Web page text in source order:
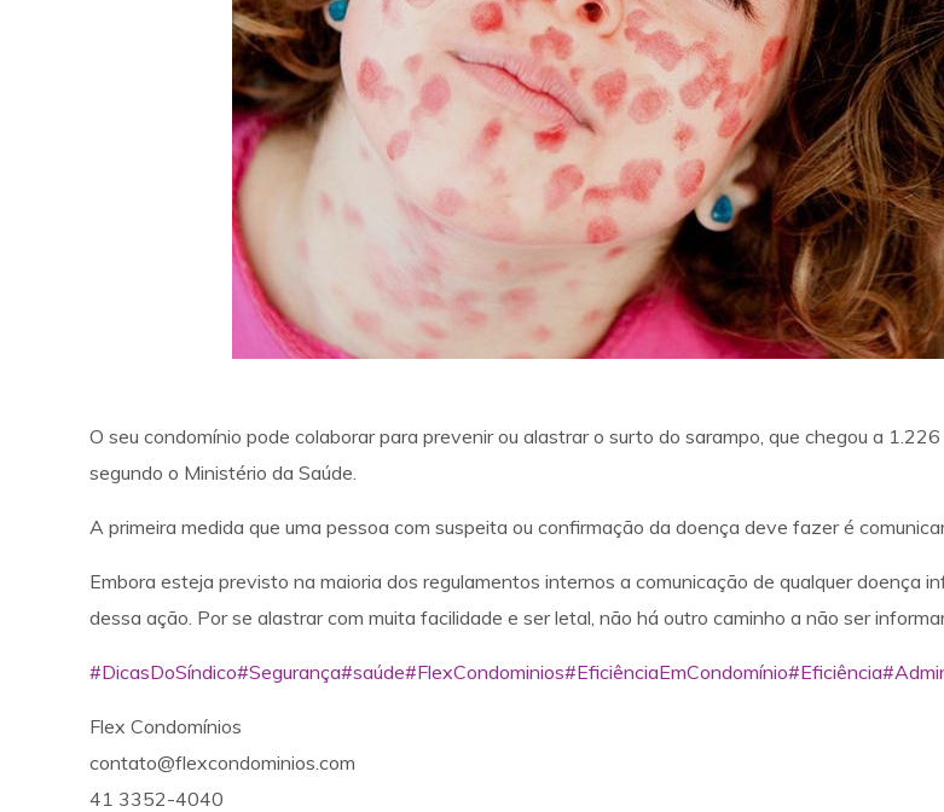
O seu condomínio pode colaborar para prevenir ou alastrar o surto do sarampo, que chegou a
segundo o Ministério da Saúde.
A primeira medida que uma pessoa com suspeita ou confirmação da doença deve fazer é
Embora esteja previsto na maioria dos regulamentos internos a comunicação de qualquer
dessa ação. Por se alastrar com muita facilidade e ser letal, não há outro caminho a não ser
#DicasDoSíndico#Segurança#saúde#FlexCondominios#EficiênciaEmCondomínio#Eficiência
Flex Condomínios
contato@flexcondominios.com
41 3352-4040